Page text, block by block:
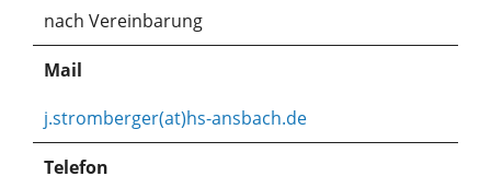
nach Vereinbarung
Mail
j.stromberger(at)hs-ansbach.de
Telefon